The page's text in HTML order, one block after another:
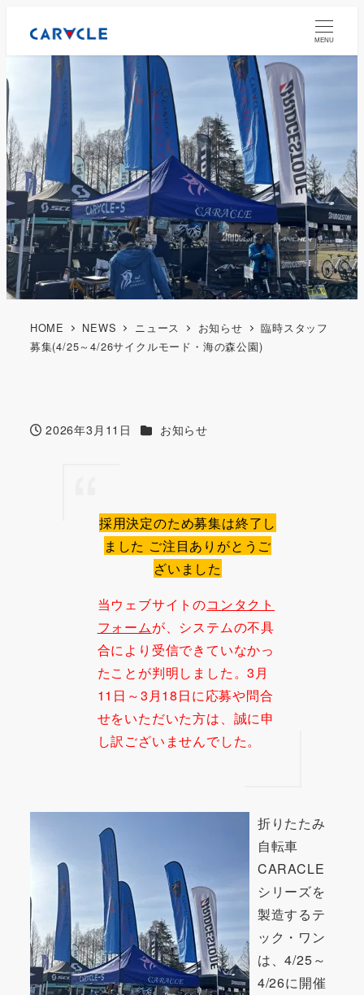
MENU
HOME NEWS ニュース お知らせ
臨時スタッフ
募集(4/25～4/26サイクルモード・海の森公園)
投稿日
2026年3月11日 カテゴリー
お知らせ
採用決定のため募集は終了し
ました ご注目ありがとうご
ざいました
当ウェブサイトのコンタクト
フォームが、システムの不具
合により受信できていなかっ
たことが判明しました。3月
11日～3月18日に応募や問合
せをいただいた方は、誠に申
し訳ございませんでした。
折りたたみ
自転車
CARACLE
シリーズを
製造するテ
ック・ワン
は、4/25～
4/26に開催